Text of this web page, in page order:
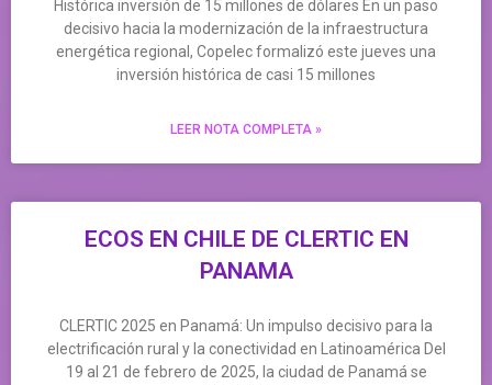
Histórica inversión de 15 millones de dólares En un paso
decisivo hacia la modernización de la infraestructura
energética regional, Copelec formalizó este jueves una
inversión histórica de casi 15 millones
LEER NOTA COMPLETA »
ECOS EN CHILE DE CLERTIC EN
PANAMA
CLERTIC 2025 en Panamá: Un impulso decisivo para la
electrificación rural y la conectividad en Latinoamérica Del
19 al 21 de febrero de 2025, la ciudad de Panamá se